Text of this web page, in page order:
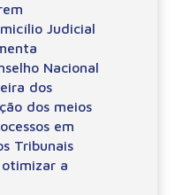
Judicial
Nacional
dos
dos meios
em
Tribunais
a